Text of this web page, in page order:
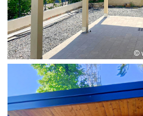
PERGOLA ADOSSATA